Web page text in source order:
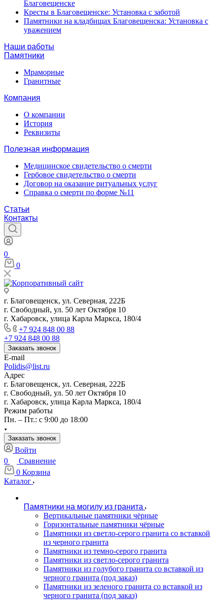
Благовещенске
Кресты в Благовещенске: Установка с заботой
Памятники на кладбищах Благовещенска: Установка с
уважением
Наши работы
Памятники
Мраморные
Гранитные
Компания
О компании
История
Реквизиты
Полезная информация
Медицинское свидетельство о смерти
Гербовое свидетельство о смерти
Договор на оказание ритуальных услуг
Справка о смерти по форме №11
Статьи
Контакты
0
0
г. Благовещенск, ул. Северная, 222Б
г. Свободный, ул. 50 лет Октября 10
г. Хабаровск, улица Карла Маркса, 180/4
+7 924 848 00 88
+7 924 848 00 88
Заказать звонок
E-mail
Polidis@list.ru
Адрес
г. Благовещенск, ул. Северная, 222Б
г. Свободный, ул. 50 лет Октября 10
г. Хабаровск, улица Карла Маркса, 180/4
Режим работы
Пн. – Пт.: с 9:00 до 18:00
Заказать звонок
Войти
0
Сравнение
0 Корзина
Каталог
Памятники на могилу из гранита
Вертикальные памятники чёрные
Горизонтальные памятники чёрные
Памятники из светло-серого гранита со вставкой
из черного гранита
Памятники из темно-серого гранита
Памятники из светло-серого гранита
Памятники из голубого гранита со вставкой из
черного гранита (под заказ)
Памятники из зеленого гранита со вставкой из
черного гранита (под заказ)